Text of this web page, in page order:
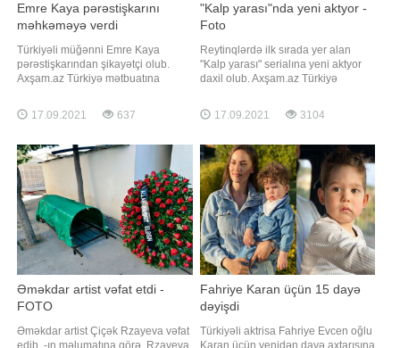
Emre Kaya pərəstişkarını
məhkəməyə verdi
Türkiyəli müğənni Emre Kaya
pərəstişkarından şikayətçi olub.
Axşam.az Türkiyə mətbuatına
isə Cihangir adlı şəxsin intihara
təşəbbüs etdiyi anın videosunu
qabağında özümü öldürəcəyəm"
ismarışını yazması olub. Həmin
şəxsdən izaha
17.09.2021 637
"Kalp yarası"nda yeni aktyor -
Foto
Reytinqlərdə ilk sırada yer alan
"Kalp yarası" serialına yeni aktyor
daxil olub. Axşam.az Türkiyə
ekran işində Görkem Mertsöz rol
alacaq. Aktyor serialda psixoloq
17.09.2021 3104
Əməkdar artist vəfat etdi -
FOTO
Əməkdar artist Çiçək Rzayeva vəfat
Fahriye Karan üçün 15 dayə
dəyişdi
Türkiyəli aktrisa Fahriye Evcen oğlu